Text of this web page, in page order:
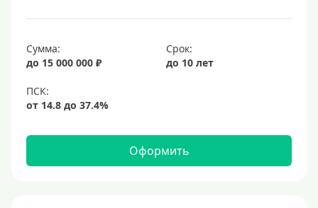
25 лет
30 лет
Месяц
2 месяца
3 месяца
6 месяцев
Ставка
Сумма:
до 15 000 000 ₽
Срок:
до 10 лет
Оформить